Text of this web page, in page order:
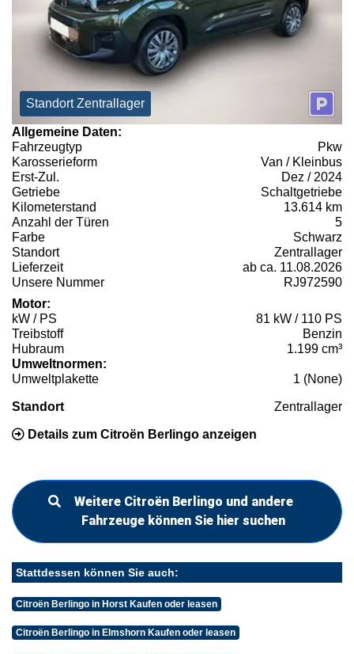
Standort Zentrallager
Allgemeine Daten:
Fahrzeugtyp
Pkw
Karosserieform
Van / Kleinbus
Erst-Zul.
Dez / 2024
Getriebe
Schaltgetriebe
Kilometerstand
13.614 km
Anzahl der Türen
5
Farbe
Schwarz
Standort
Zentrallager
Lieferzeit
ab ca. 11.08.2026
Unsere Nummer
RJ972590
Motor:
kW / PS
81 kW / 110 PS
Treibstoff
Benzin
Hubraum
1.199 cm³
Umweltnormen:
Umweltplakette
1 (None)
Standort Zentrallager
Details zum Citroën Berlingo anzeigen
Weitere Citroën Berlingo und andere
Fahrzeuge können Sie hier suchen
Stattdessen können Sie auch:
Citroën Berlingo in Horst Kaufen oder leasen
Citroën Berlingo in Elmshorn Kaufen oder leasen